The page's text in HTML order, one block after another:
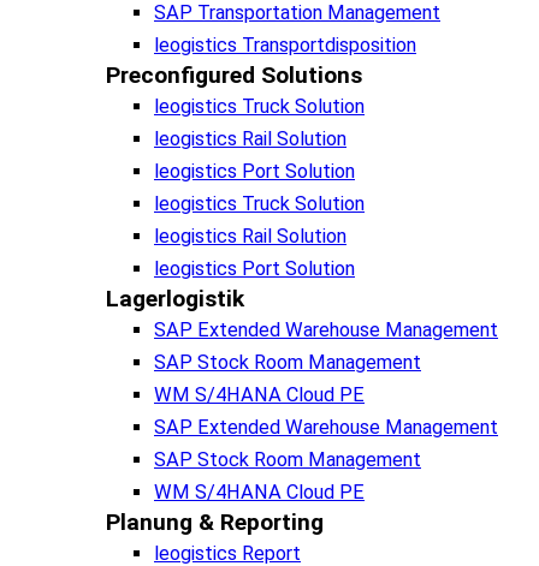
SAP Transportation Management
leogistics Transportdisposition
Preconfigured Solutions
leogistics Truck Solution
leogistics Rail Solution
leogistics Port Solution
leogistics Truck Solution
leogistics Rail Solution
leogistics Port Solution
Lagerlogistik
SAP Extended Warehouse Management
SAP Stock Room Management
WM S/4HANA Cloud PE
SAP Extended Warehouse Management
SAP Stock Room Management
WM S/4HANA Cloud PE
Planung & Reporting
leogistics Report